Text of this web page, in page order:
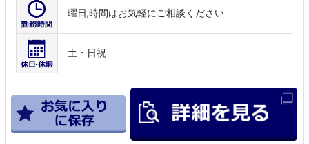
曜日,時間はお気軽にご相談ください
土・日祝